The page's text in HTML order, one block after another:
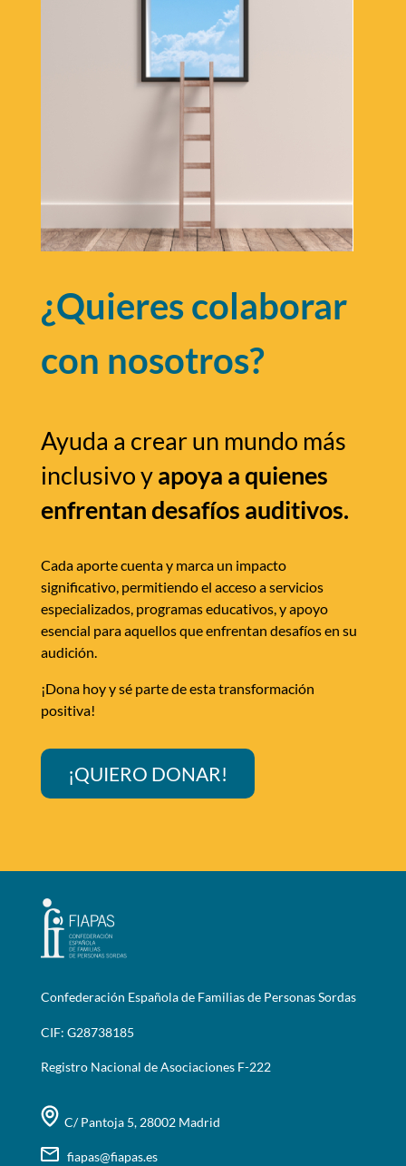
¿Quieres colaborar
con nosotros?
Ayuda a crear un mundo más
inclusivo yapoya a quienes
enfrentan desafíos auditivos.
Cada aporte cuenta y marca un impacto
significativo, permitiendo el acceso a servicios
especializados, programas educativos, y apoyo
esencial para aquellos que enfrentan desafíos en su
audición.
¡Dona hoy y sé parte de esta transformación
positiva!
¡QUIERO DONAR!
Confederación Española de Familias de Personas Sordas
CIF: G28738185
Registro Nacional de Asociaciones F-222
C/ Pantoja 5, 28002 Madrid
fiapas@fiapas.es